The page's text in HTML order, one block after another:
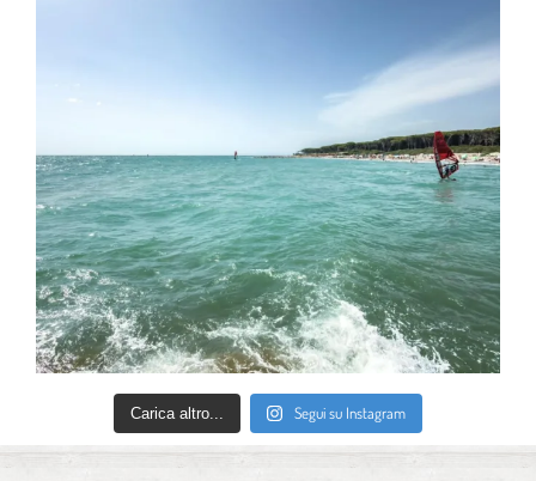
Carica altro... Segui su Instagram